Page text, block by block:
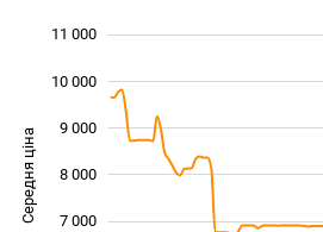
Середня ціна 10 000
7 000
8 000
9 000
10 000
11 000